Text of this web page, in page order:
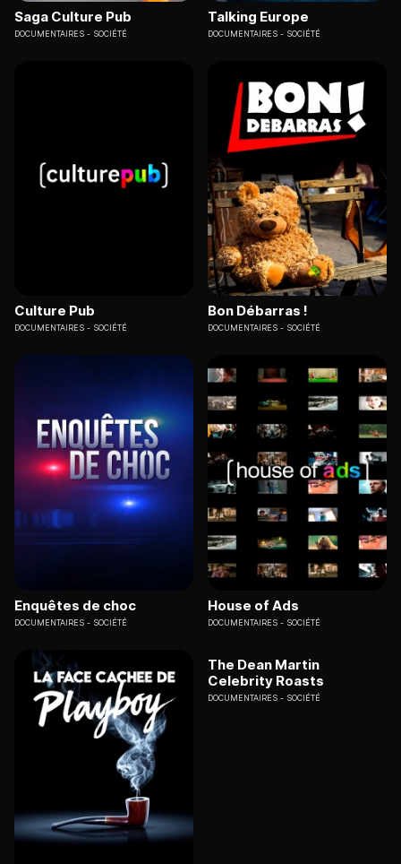
Saga Culture Pub
DOCUMENTAIRES SOCIÉTÉ
Talking Europe
DOCUMENTAIRES SOCIÉTÉ
Culture Pub
DOCUMENTAIRES SOCIÉTÉ
Bon Débarras !
DOCUMENTAIRES SOCIÉTÉ
Enquêtes de choc
DOCUMENTAIRES SOCIÉTÉ
House of Ads
DOCUMENTAIRES SOCIÉTÉ
The Dean Martin
Celebrity Roasts
DOCUMENTAIRES SOCIÉTÉ